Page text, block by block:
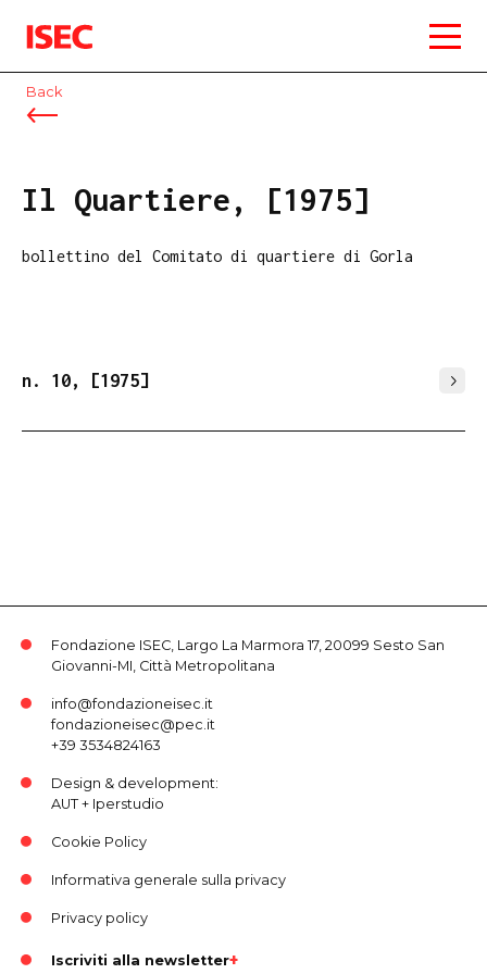
ISEC
Back
Il Quartiere, [1975]
bollettino del Comitato di quartiere di Gorla
n. 10, [1975]
Fondazione ISEC, Largo La Marmora 17, 20099 Sesto San
Giovanni-MI, Città Metropolitana
info@fondazioneisec.it
fondazioneisec@pec.it
+39 3534824163
Design & development:
AUT+ Iperstudio
Cookie Policy
Informativa generale sulla privacy
Privacy policy
Iscriviti alla newsletter